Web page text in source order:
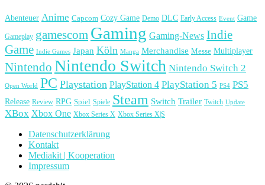
Abenteuer Anime Capcom Cozy Game Demo DLC Early Access Event Game
Gameplay gamescom Gaming Gaming-News Indie
Game Indie Games Japan Köln Manga Merchandise Messe Multiplayer
Nintendo Nintendo Switch Nintendo Switch 2
Open World PC Playstation PlayStation 4 PlayStation 5 PS4 PS5
Release Review RPG Spiel Spiele Steam Switch Trailer Twitch Update
XBox Xbox One Xbox Series X Xbox Series X|S
Datenschutzerklärung
Kontakt
Mediakit | Kooperation
Impressum